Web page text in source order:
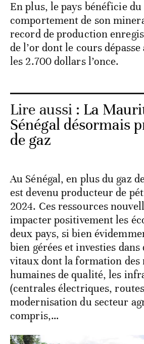
En plus, le pays bénéficie du
comportement de son
record de production
de l’or dont le cours
les 2.700 dollars l’once.
Lire aussi : La
Sénégal désormais
de gaz
Au Sénégal, en plus du gaz
est devenu producteur de
2024. Ces ressources
impacter positivement les
deux pays, si bien
bien gérées et investies dans
vitaux dont la formation des
humaines de qualité, les
(centrales électriques,
modernisation du secteur
compris,…